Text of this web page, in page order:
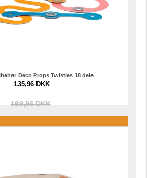
Deco Props Twisties 18 dele
135,96 DKK
169,95 DKK